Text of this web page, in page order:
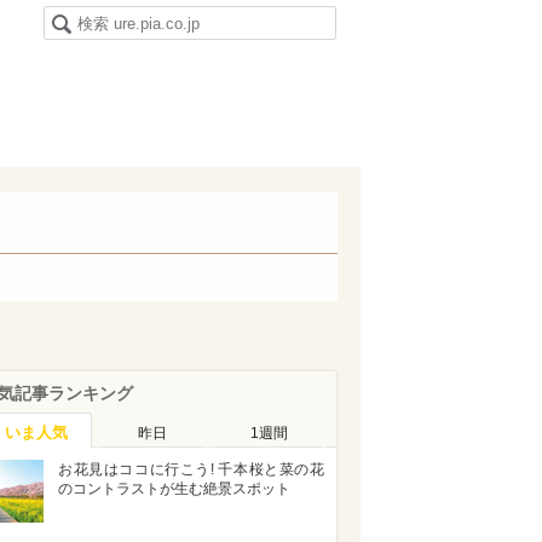
記事ランキング
いま人気 昨日 1週間
お花見はココに行こう! 千本桜と菜の花
のコントラストが生む絶景スポット